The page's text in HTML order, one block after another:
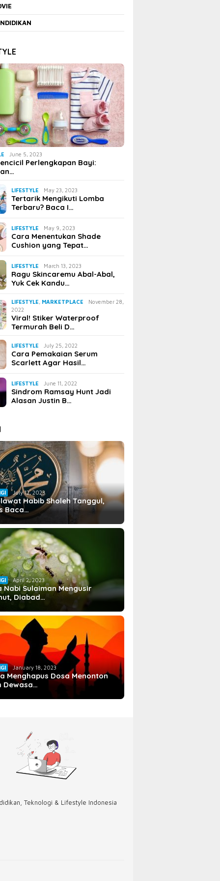
June 5, 2023
Perlengkapan Bayi:
LIFESTYLE May 23, 2023
Tertarik Mengikuti Lomba
Terbaru? Baca I…
LIFESTYLE May 9, 2023
Cara Menentukan Shade
Cushion yang Tepat…
LIFESTYLE March 13, 2023
Ragu Skincaremu Abal-Abal,
Yuk Cek Kandu…
LIFESTYLE MARKETPLACE
November 28,
2022
Viral! Stiker Waterproof
Termurah Beli D…
LIFESTYLE July 25, 2022
Cara Pemakaian Serum
Scarlett Agar Hasil…
LIFESTYLE June 11, 2022
Sindrom Ramsay Hunt Jadi
Alasan Justin B…
July 12, 2023
Habib Sholeh Tanggul,
Baca…
April 2, 2023
Nabi Sulaiman Mengusir
Diabad…
January 18, 2023
Menghapus Dosa Menonton
Dewasa…
Teknologi & Lifestyle Indonesia